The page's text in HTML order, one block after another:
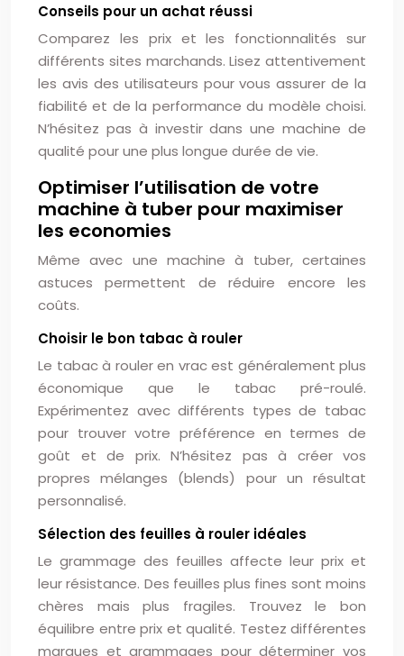
Conseils pour un achat réussi
Comparez les prix et les fonctionnalités sur
différents sites marchands. Lisez attentivement
les avis des utilisateurs pour vous assurer de la
fiabilité et de la performance du modèle choisi.
N’hésitez pas à investir dans une machine de
qualité pour une plus longue durée de vie.
Optimiser l’utilisation de votre
machine à tuber pour maximiser
les economies
Même avec une machine à tuber, certaines
astuces permettent de réduire encore les
coûts.
Choisir le bon tabac à rouler
Le tabac à rouler en vrac est généralement plus
économique que le tabac pré-roulé.
Expérimentez avec différents types de tabac
pour trouver votre préférence en termes de
goût et de prix. N’hésitez pas à créer vos
propres mélanges (blends) pour un résultat
personnalisé.
Sélection des feuilles à rouler idéales
Le grammage des feuilles affecte leur prix et
leur résistance. Des feuilles plus fines sont moins
chères mais plus fragiles. Trouvez le bon
équilibre entre prix et qualité. Testez différentes
marques et grammages pour déterminer vos